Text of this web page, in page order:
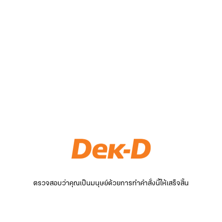
ตรวจสอบว่าคุณเป็นมนุษย์ด้วยการทำคำสั่งนี้ให้เสร็จสิ้น